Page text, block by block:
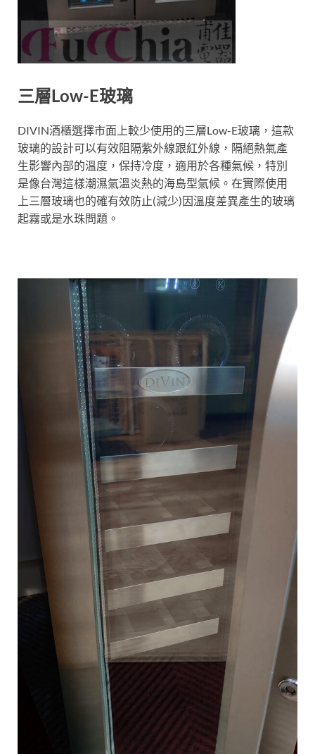
三層Low-E玻璃
DIVIN酒櫃選擇市面上較少使用的三層Low-E玻璃，這款
玻璃的設計可以有效阻隔紫外線跟紅外線，隔絕熱氣產
生影響內部的溫度，保持冷度，適用於各種氣候，特別
是像台灣這樣潮濕氣溫炎熱的海島型氣候。在實際使用
上三層玻璃也的確有效防止(減少)因溫度差異產生的玻璃
起霧或是水珠問題。